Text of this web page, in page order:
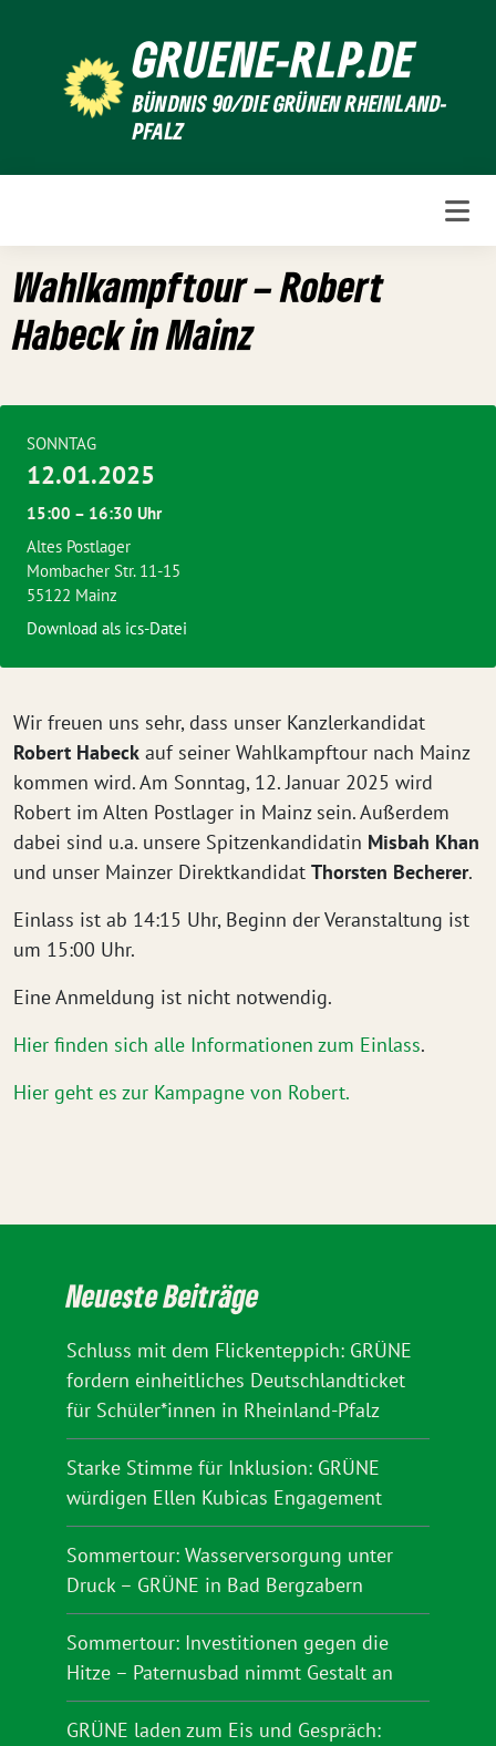
GRUENE-RLP.DE
BÜNDNIS 90/DIE GRÜNEN RHEINLAND-
PFALZ
Wahlkampftour – Robert
Habeck in Mainz
Wir freuen uns sehr, dass unser Kanzlerkandidat
Robert Habeck auf seiner Wahlkampftour nach Mainz
kommen wird. Am Sonntag, 12. Januar 2025 wird
Robert im Alten Postlager in Mainz sein. Außerdem
dabei sind u.a. unsere Spitzenkandidatin Misbah Khan
und unser Mainzer Direktkandidat Thorsten Becherer.
Einlass ist ab 14:15 Uhr, Beginn der Veranstaltung ist
um 15:00 Uhr.
Eine Anmeldung ist nicht notwendig.
Hier finden sich alle Informationen zum Einlass.
Hier geht es zur Kampagne von Robert.
SONNTAG
12.01.2025
15:00 – 16:30 Uhr
Altes Postlager
Mombacher Str. 11-15
55122 Mainz
Download als ics-Datei
Neueste Beiträge
Schluss mit dem Flickenteppich: GRÜNE
fordern einheitliches Deutschlandticket
für Schüler*innen in Rheinland-Pfalz
Starke Stimme für Inklusion: GRÜNE
würdigen Ellen Kubicas Engagement
Sommertour: Wasserversorgung unter
Druck – GRÜNE in Bad Bergzabern
Sommertour: Investitionen gegen die
Hitze – Paternusbad nimmt Gestalt an
GRÜNE laden zum Eis und Gespräch: